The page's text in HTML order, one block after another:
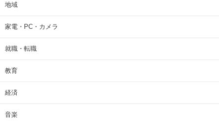
地域
家電・PC・カメラ
就職・転職
教育
経済
音楽